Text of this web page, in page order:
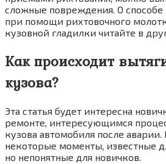
слож­ные повре­жде­ния. О спо­со­бе
при помо­щи рих­то­воч­но­го
кузов­ной гла­дил­ки читай­те в
Как происходит
кузова?
Эта ста­тья будет инте­рес­на
ремон­те, инте­ре­су­ю­щим­ся
кузо­ва авто­мо­би­ля после
неко­то­рые момен­ты, извест­ные
но непо­нят­ные для нович­ков.